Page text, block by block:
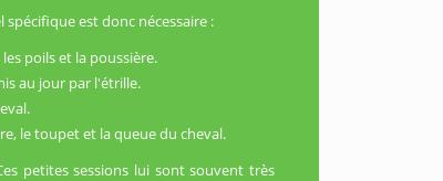
est donc nécessaire :
poils et la poussière.
au jour par l'étrille.
le toupet et la queue du cheval.
petites sessions lui sont souvent très